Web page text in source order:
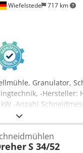
Wiefelstede 717 km
Granulator,
-Hersteller:
-Anzahl
-Rotor
-Preis: pro Stück -
S 34/52